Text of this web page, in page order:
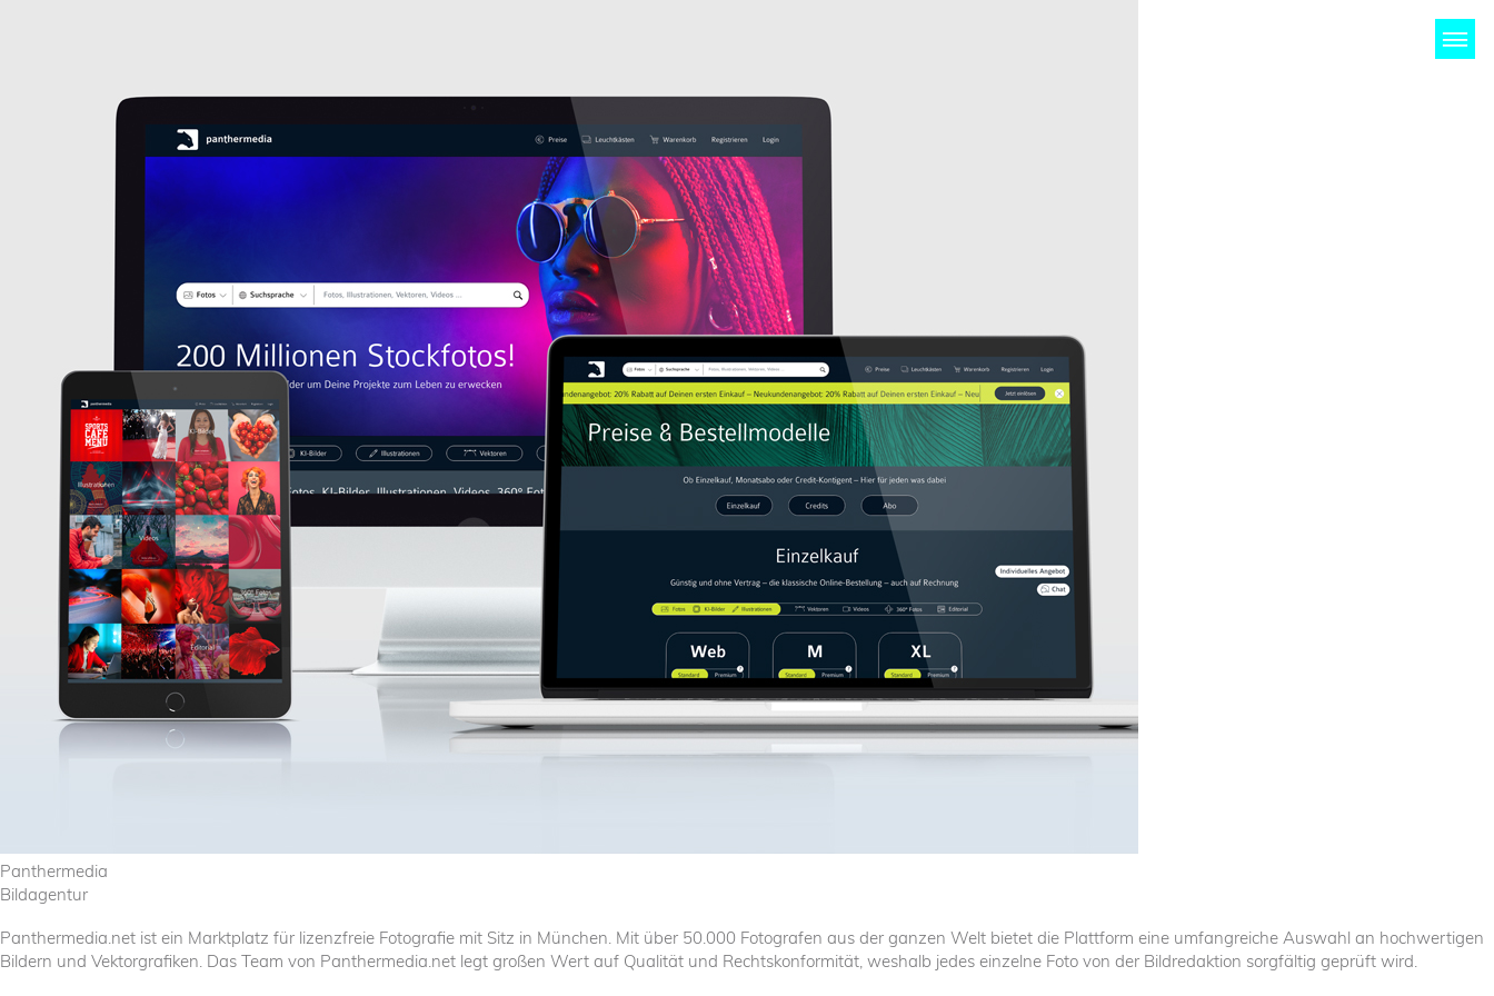
HOME LICHTUNG PROJEKTE KUNDEN
Panthermedia
Bildagentur
Panthermedia.net ist ein Marktplatz für lizenzfreie Fotografie mit Sitz in München. Mit über 50.000 Fotografen aus der ganzen Welt bietet die Plattform eine umfangreiche Auswahl an hochwertigen
Bildern und Vektorgrafiken. Das Team von Panthermedia.net legt großen Wert auf Qualität und Rechtskonformität, weshalb jedes einzelne Foto von der Bildredaktion sorgfältig geprüft wird.